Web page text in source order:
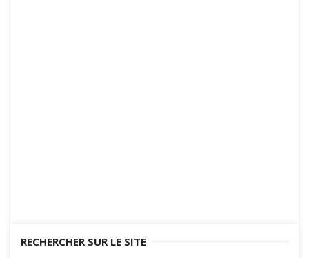
RECHERCHER SUR LE SITE